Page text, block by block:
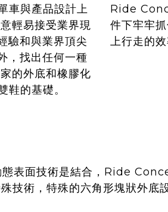
車與產品設計上
輕易接受業界現
驗和與業界頂尖
，找出任何一種
的外底和橡膠化
的基礎。
Ride
件下牢牢
上行走的效
面技術是結合，Ride
術，特殊的六角形塊狀外底